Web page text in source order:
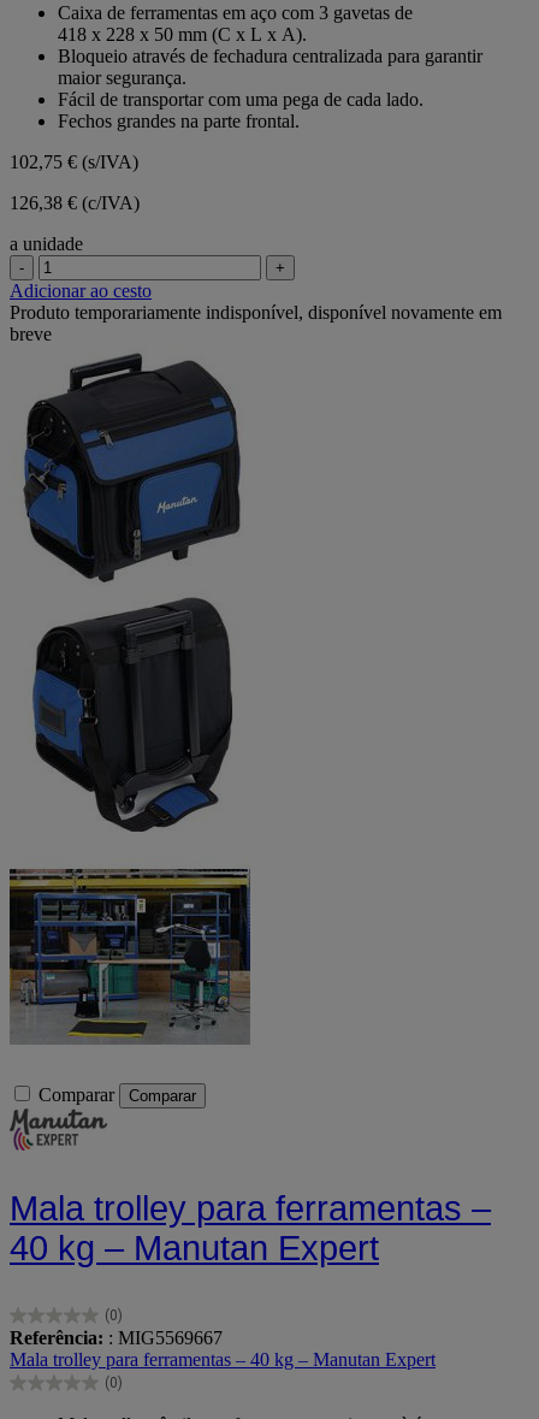
estrelas.
Caixa de ferramentas em aço com 3 gavetas de
418 x 228 x 50 mm (C x L x A).
Bloqueio através de fechadura centralizada para garantir
maior segurança.
Fácil de transportar com uma pega de cada lado.
Fechos grandes na parte frontal.
102,75 € (s/IVA)
126,38 € (c/IVA)
a unidade
- +
Adicionar ao cesto
Produto temporariamente indisponível, disponível novamente em
breve
Comparar Comparar
Mala trolley para ferramentas –
40 kg – Manutan Expert
(0)
0.0
em
5
estrelas.
Referência: : MIG5569667
Mala trolley para ferramentas – 40 kg – Manutan Expert
(0)
0.0